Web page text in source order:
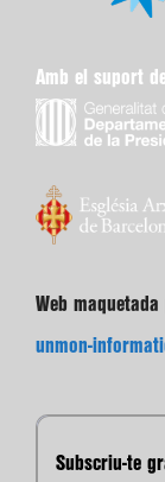
Amb el suport
Web maquetada
unmon-
Subscriu-te